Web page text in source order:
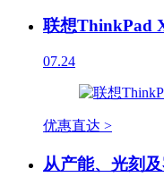
联想ThinkPad
07.24
优惠直达 >
从产能、光刻